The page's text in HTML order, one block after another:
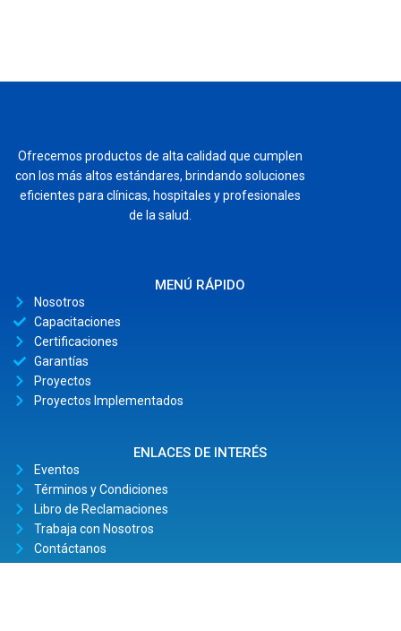
Ofrecemos productos de alta calidad que cumplen
con los más altos estándares, brindando soluciones
eficientes para clínicas, hospitales y profesionales
de la salud.
MENÚ RÁPIDO
Nosotros
Capacitaciones
Certificaciones
Garantías
Proyectos
Proyectos Implementados
ENLACES DE INTERÉS
Eventos
Términos y Condiciones
Libro de Reclamaciones
Trabaja con Nosotros
Contáctanos